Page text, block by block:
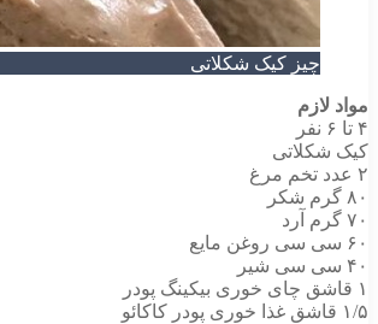
چیز کیک شکلاتی
مواد لازم
۴ تا ۶ نفر
کیک شکلاتی
۲ عدد تخم مرغ
۸۰ گرم شکر
۷۰ گرم آرد
۶۰ سی سی روغن مایع
۴۰ سی سی شیر
۱ قاشق چای خوری بیکینگ پودر
۱/۵ قاشق غذا خوری پودر کاکائو